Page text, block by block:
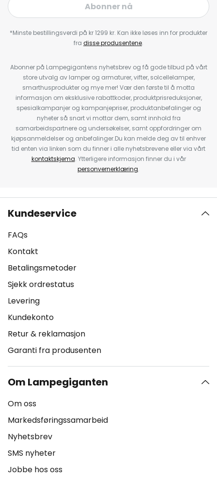
Abonner nå
*Minste bestillingsverdi på kr 1299 kr. Kan ikke løses inn for produkter
fra disse produsentene.
Abonner på Lampegigantens nyhetsbrev og få gode tilbud på vårt
store utvalg av lamper og armaturer, vifter, solcellelamper,
smarthusprodukter og mye mer! Vær den første til å motta
informasjon om eksklusive rabattkoder, produktprisreduksjoner,
spesialkampanjer og kampanjepriser, produktanbefalinger og
nyheter så snart vi mottar dem, samt innhold fra
samarbeidspartnere og undersøkelser, samt oppfordringer om
kjøpsanmeldelser og anbefalinger.Du kan melde deg av til enhver
tid enten via linken som du finner i alle nyhetsbrevene eller via vårt
kontaktskjema. Ytterligere informasjon finner du i vår
personvernerklæring.
Kundeservice
FAQs
Kontakt
Betalingsmetoder
Sjekk ordrestatus
Levering
Kundekonto
Retur & reklamasjon
Garanti fra produsenten
Om Lampegiganten
Om oss
Markedsføringssamarbeid
Nyhetsbrev
SMS nyheter
Jobbe hos oss